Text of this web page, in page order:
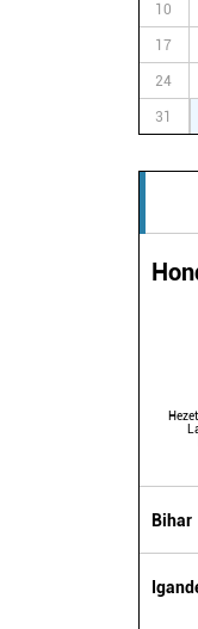
10
17
24
31
Bihar